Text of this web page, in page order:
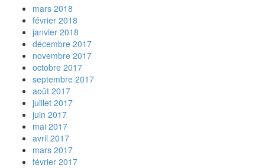
mars 2018
février 2018
janvier 2018
décembre 2017
novembre 2017
octobre 2017
septembre 2017
août 2017
juillet 2017
juin 2017
mai 2017
avril 2017
mars 2017
février 2017